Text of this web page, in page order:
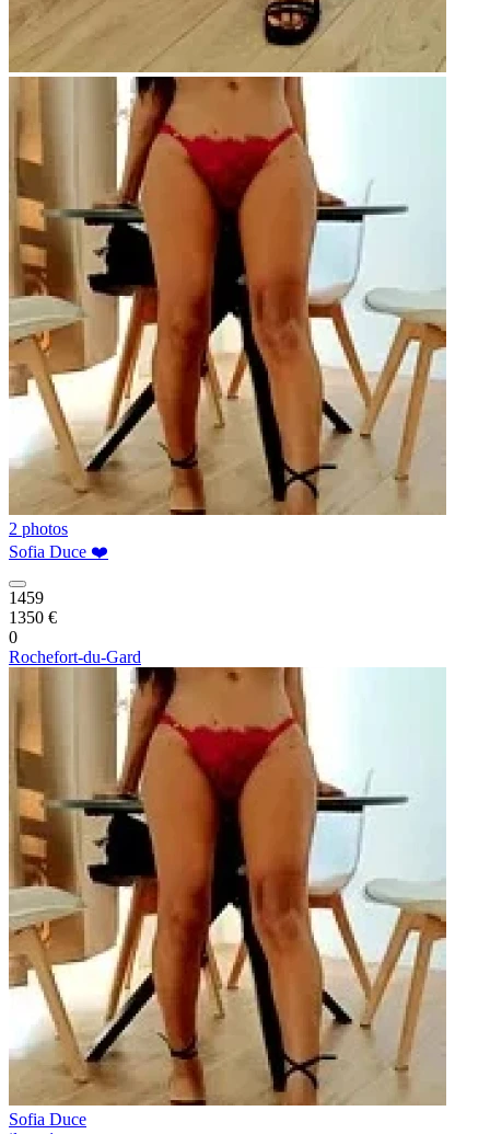
2 photos
Sofia Duce ❤️
1459
1350 €
0
Rochefort-du-Gard
Sofia Duce